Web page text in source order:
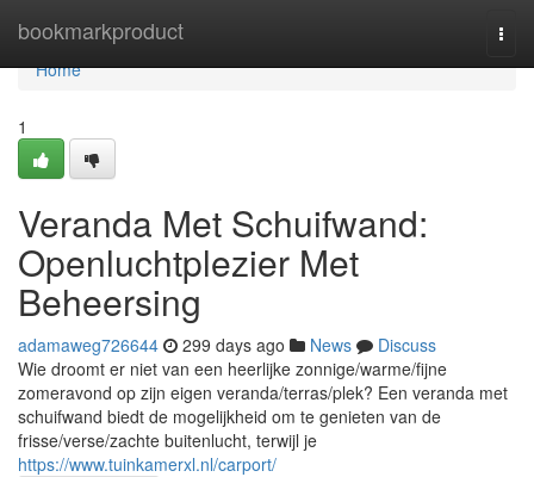
bookmarkproduct
Home
Home
1
Veranda Met Schuifwand:
Openluchtplezier Met
Beheersing
adamaweg726644 299 days ago News
Discuss
Wie droomt er niet van een heerlijke zonnige/warme/fijne
zomeravond op zijn eigen veranda/terras/plek? Een veranda met
schuifwand biedt de mogelijkheid om te genieten van de
frisse/verse/zachte buitenlucht, terwijl je
https://www.tuinkamerxl.nl/carport/